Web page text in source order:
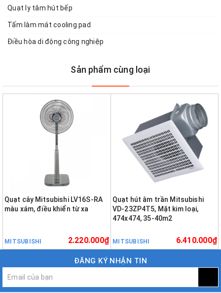
Quạt ly tâm hút bếp
Tấm làm mát cooling pad
Điều hòa di động công nghiệp
Sản phẩm cùng loại
Quạt cây Mitsubishi LV16S-RA
màu xám, điều khiển từ xa
MITSUBISHI 2.220.000₫
Quạt hút âm trần Mitsubishi
VD-23ZP4T5, Mặt kim loại,
474x474, 35-40m2
MITSUBISHI 6.410.000₫
ĐĂNG KÝ NHẬN TIN